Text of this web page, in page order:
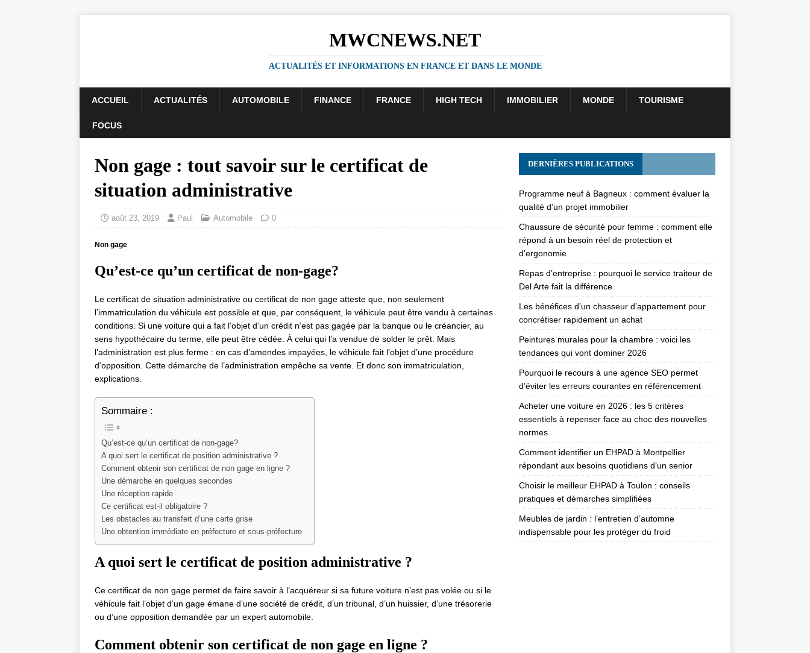
MWCNEWS.NET
ACTUALITÉS ET INFORMATIONS EN FRANCE ET DANS LE MONDE
ACCUEIL ACTUALITÉS AUTOMOBILE FINANCE FRANCE HIGH TECH IMMOBILIER MONDE TOURISME
FOCUS
Non gage : tout savoir sur le certificat de
situation administrative
août 23, 2019 Paul Automobile 0
Non gage
Qu’est-ce qu’un certificat de non-gage?
Le certificat de situation administrative ou certificat de non gage atteste que, non seulement
l’immatriculation du véhicule est possible et que, par conséquent, le véhicule peut être vendu à certaines
conditions. Si une voiture qui a fait l’objet d’un crédit n’est pas gagée par la banque ou le créancier, au
sens hypothécaire du terme, elle peut être cédée. À celui qui l’a vendue de solder le prêt. Mais
l’administration est plus ferme : en cas d’amendes impayées, le véhicule fait l’objet d’une procédure
d’opposition. Cette démarche de l’administration empêche sa vente. Et donc son immatriculation,
explications.
Sommaire :
Qu’est-ce qu’un certificat de non-gage?
A quoi sert le certificat de position administrative ?
Comment obtenir son certificat de non gage en ligne ?
Une démarche en quelques secondes
Une réception rapide
Ce certificat est-il obligatoire ?
Les obstacles au transfert d’une carte grise
Une obtention immédiate en préfecture et sous-préfecture
A quoi sert le certificat de position administrative ?
Ce certificat de non gage permet de faire savoir à l’acquéreur si sa future voiture n’est pas volée ou si le
véhicule fait l’objet d’un gage émane d’une société de crédit, d’un tribunal, d’un huissier, d’une trésorerie
ou d’une opposition demandée par un expert automobile.
Comment obtenir son certificat de non gage en ligne ?
DERNIÈRES PUBLICATIONS
Programme neuf à Bagneux : comment évaluer la
qualité d’un projet immobilier
Chaussure de sécurité pour femme : comment elle
répond à un besoin réel de protection et
d’ergonomie
Repas d’entreprise : pourquoi le service traiteur de
Del Arte fait la différence
Les bénéfices d’un chasseur d’appartement pour
concrétiser rapidement un achat
Peintures murales pour la chambre : voici les
tendances qui vont dominer 2026
Pourquoi le recours à une agence SEO permet
d’éviter les erreurs courantes en référencement
Acheter une voiture en 2026 : les 5 critères
essentiels à repenser face au choc des nouvelles
normes
Comment identifier un EHPAD à Montpellier
répondant aux besoins quotidiens d’un senior
Choisir le meilleur EHPAD à Toulon : conseils
pratiques et démarches simplifiées
Meubles de jardin : l’entretien d’automne
indispensable pour les protéger du froid